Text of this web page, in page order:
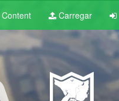
Content Carregar